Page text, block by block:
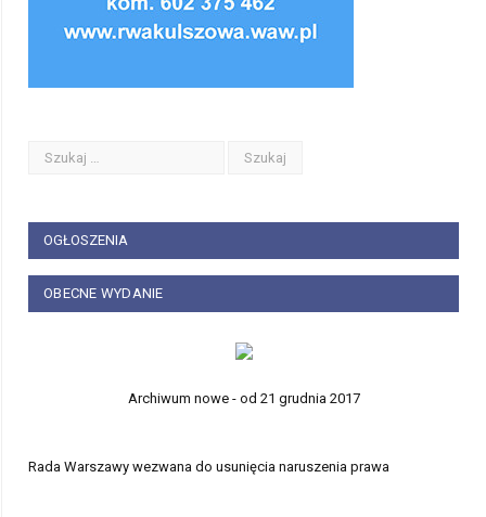
OGŁOSZENIA
OBECNE WYDANIE
Archiwum nowe - od 21 grudnia 2017
Rada Warszawy wezwana do usunięcia naruszenia prawa